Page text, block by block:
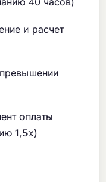
и расчет
оплаты
1,5x)